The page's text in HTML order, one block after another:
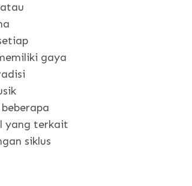
gaya
yang terkait
siklus